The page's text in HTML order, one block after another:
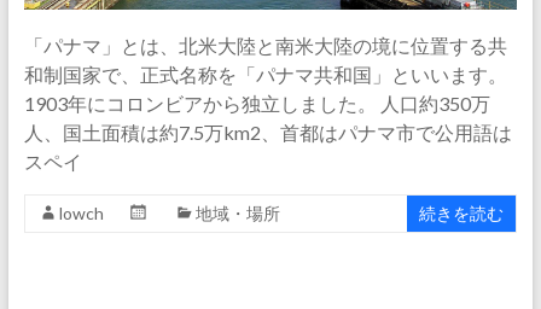
「パナマ」とは、北米大陸と南米大陸の境に位置する共
和制国家で、正式名称を「パナマ共和国」といいます。
1903年にコロンビアから独立しました。 人口約350万
人、国土面積は約7.5万km2、首都はパナマ市で公用語は
スペイ
lowch 地域・場所 続きを読む